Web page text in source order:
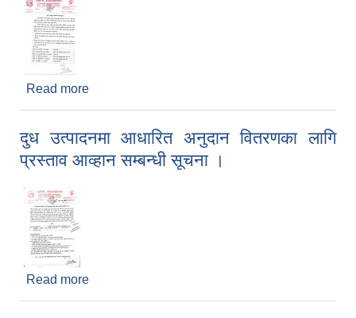
Read more
दुध उत्पादनमा आधारित अनुदान वितरणका लागि
प्रस्ताव आव्हान सम्बन्धी सूचना ।
Read more